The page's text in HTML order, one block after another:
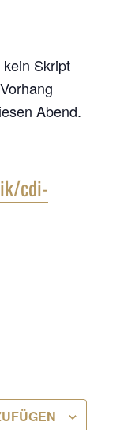
Skript
Abend.
cdi-